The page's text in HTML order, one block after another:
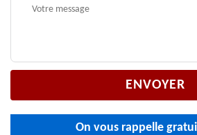
On vous rappelle